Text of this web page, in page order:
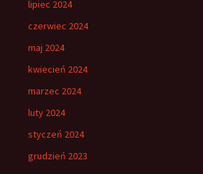
lipiec 2024
czerwiec 2024
maj 2024
kwiecień 2024
marzec 2024
luty 2024
styczeń 2024
grudzień 2023